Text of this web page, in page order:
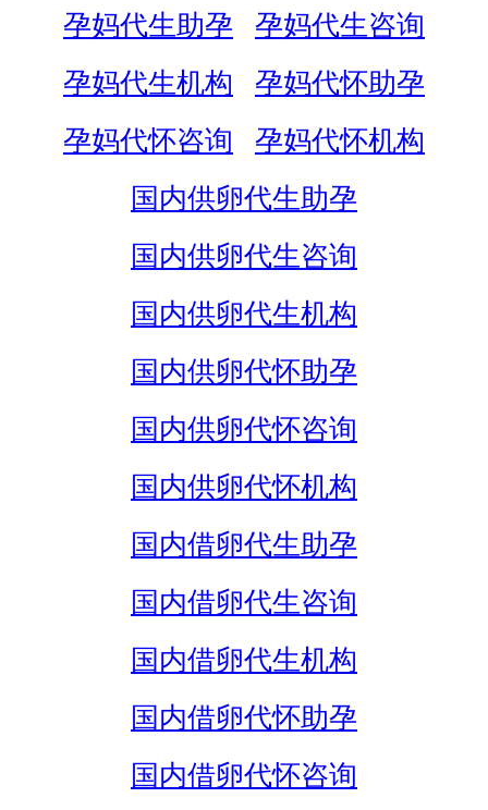
孕妈代生助孕
孕妈代生咨询
孕妈代生机构
孕妈代怀助孕
孕妈代怀咨询
孕妈代怀机构
国内供卵代生助孕
国内供卵代生咨询
国内供卵代生机构
国内供卵代怀助孕
国内供卵代怀咨询
国内供卵代怀机构
国内借卵代生助孕
国内借卵代生咨询
国内借卵代生机构
国内借卵代怀助孕
国内借卵代怀咨询